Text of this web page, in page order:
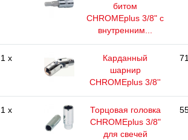
битом
CHROMEplus 3/8" с
внутренним...
1 x
Карданный
шарнир
CHROMEplus 3/8''
1 x
Торцовая головка
CHROMEplus 3/8"
для свечей